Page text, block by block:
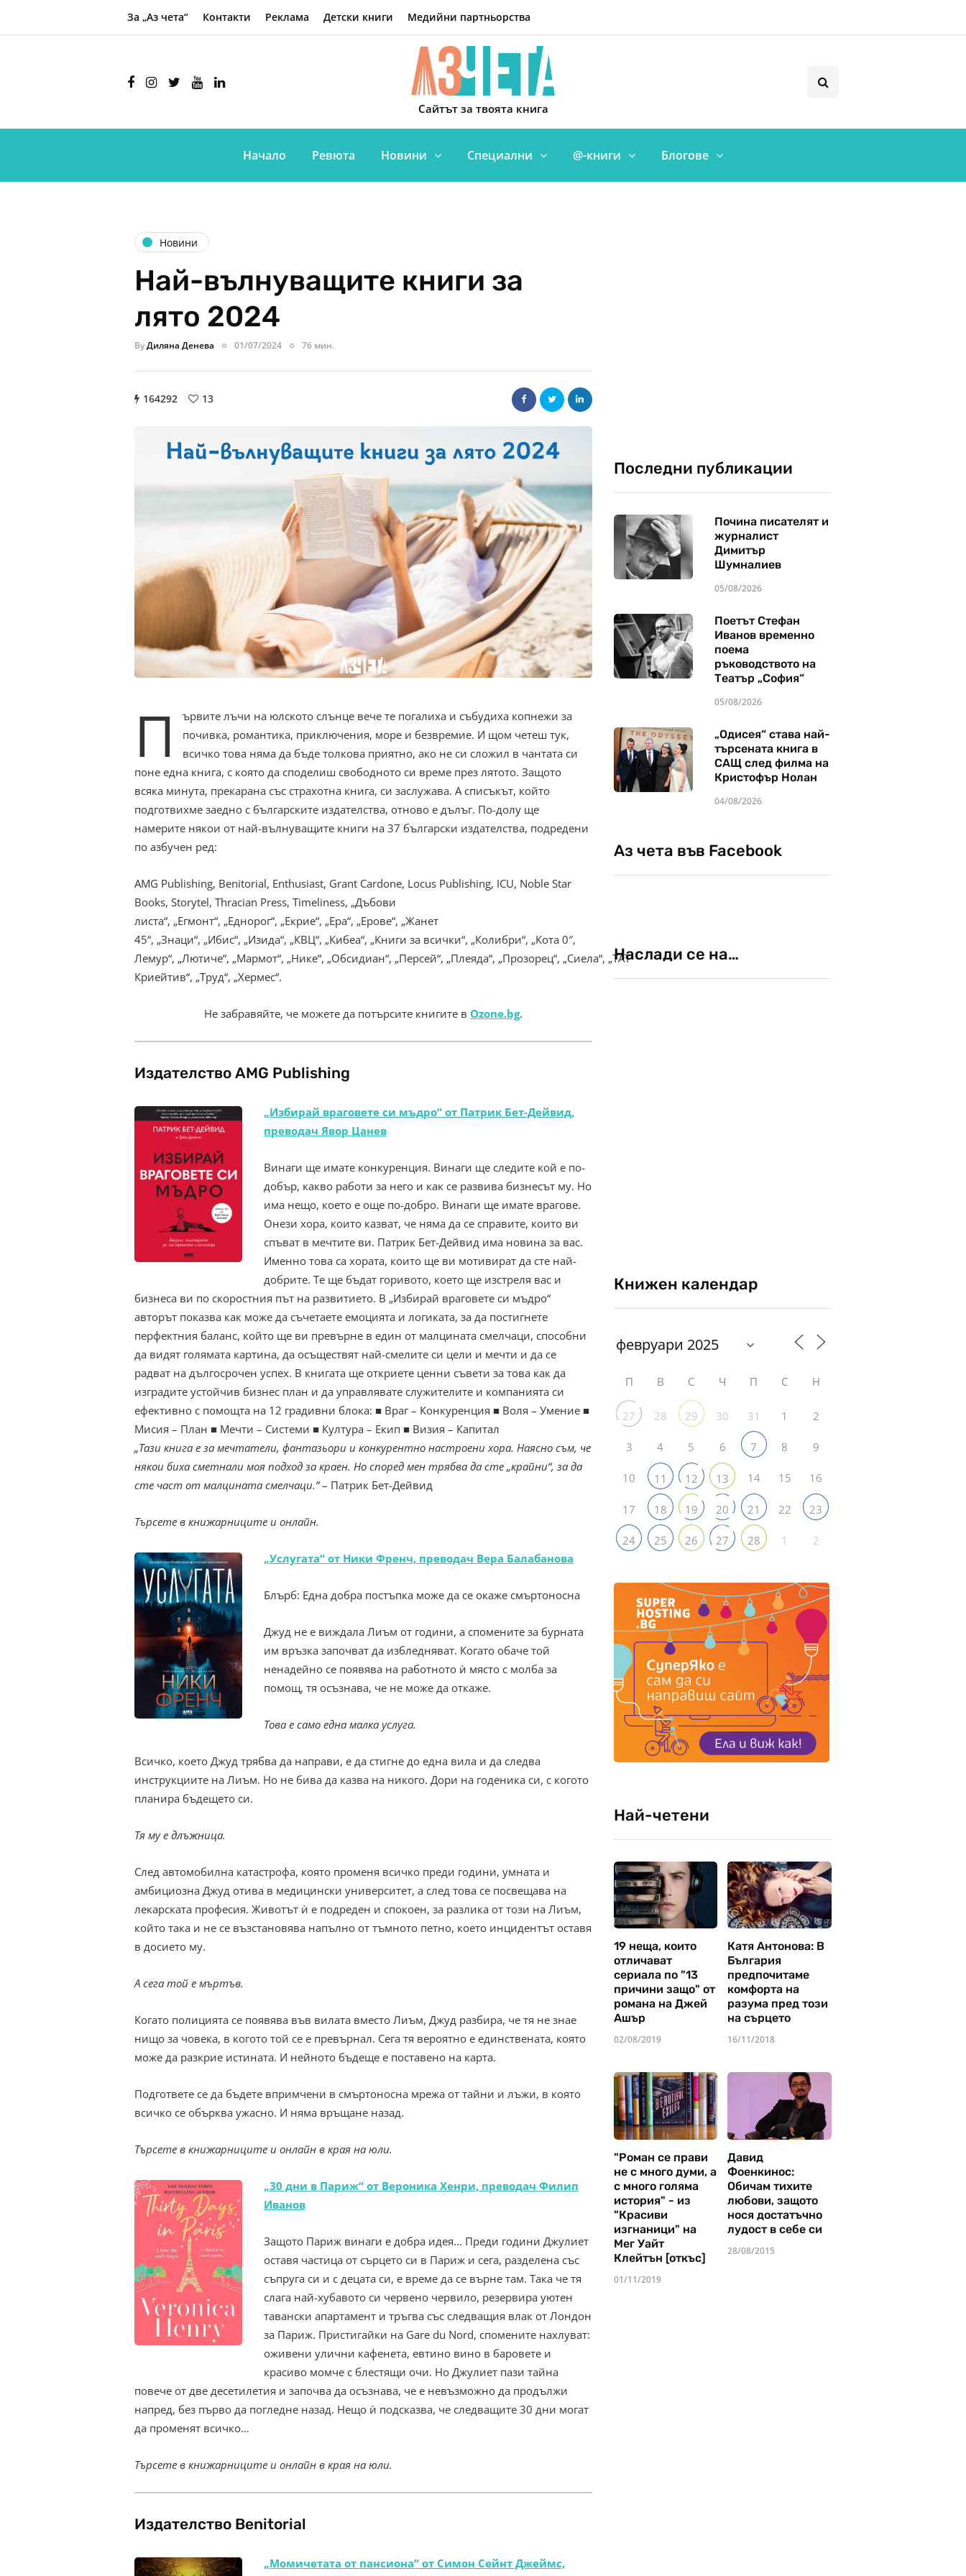
За „Аз чета“ Контакти Реклама Детски книги Медийни партньорства
Сайтът за твоята книга
Начало Ревюта Новини Специални @-книги Блогове
Новини
Най-вълнуващите книги за
лято 2024
ByДиляна Денева 01/07/2024 76 мин.
164292 13
П
ървите лъчи на юлското слънце вече тe погалиха и събудиха копнежи за
почивка, романтика, приключения, море и безвремие. И щом четеш тук,
всичко това няма да бъде толкова приятно, ако не си сложил в чантата си
поне една книга, с която да споделиш свободното си време през лятото. Защото
всяка минута, прекарана със страхотна книга, си заслужава. А списъкът, който
подготвихме заедно с българските издателства, отново е дълъг. По-долу ще
намерите някои от най-вълнуващите книги на 37 български издателства, подредени
по азбучен ред:
AMG Publishing, Benitorial, Enthusiast, Grant Cardone, Locus Publishing, ICU, Noble Star
Books, Storytel, Thracian Press, Timeliness, „Дъбови
листа“, „Егмонт“, „Еднорог“, „Екрие“, „Ера“, „Ерове“, „Жанет
45“, „Знаци“, „Ибис“, „Изида“, „КВЦ“, „Кибеа“, „Книги за всички“, „Колибри“, „Кота 0″,
Лемур“, „Лютиче“, „Мармот“, „Нике“, „Обсидиан“, „Персей“, „Плеяда“, „Прозорец“, „Сиела“, „ТАТ
Криейтив“, „Труд“, „Хермес“.
Не забравяйте, че можете да потърсите книгите в Ozone.bg.
Издателство AMG Publishing
„Избирай враговете си мъдро“ от Патрик Бет-Дейвид,
преводач Явор Цанев
Винаги ще имате конкуренция. Винаги ще следите кой е по-
добър, какво работи за него и как се развива бизнесът му. Но
има нещо, което е още по-добро. Винаги ще имате врагове.
Онези хора, които казват, че няма да се справите, които ви
спъват в мечтите ви. Патрик Бет-Дейвид има новина за вас.
Именно това са хората, които ще ви мотивират да сте най-
добрите. Те ще бъдат горивото, което ще изстреля вас и
бизнеса ви по скоростния път на развитието. В „Избирай враговете си мъдро“
авторът показва как може да съчетаете емоцията и логиката, за да постигнете
перфектния баланс, който ще ви превърне в един от малцината смелчаци, способни
да видят голямата картина, да осъществят най-смелите си цели и мечти и да се
радват на дългосрочен успех. В книгата ще откриете ценни съвети за това как да
изградите устойчив бизнес план и да управлявате служителите и компанията си
ефективно с помощта на 12 градивни блока: ■ Враг – Конкуренция ■ Воля – Умение ■
Мисия – План ■ Мечти – Системи ■ Култура – Екип ■ Визия – Капитал
„Тази книга е за мечтатели, фантазьори и конкурентно настроени хора. Наясно съм, че
някои биха сметнали моя подход за краен. Но според мен трябва да сте „крайни“, за да
сте част от малцината смелчаци.“– Патрик Бет-Дейвид
Търсете в книжарниците и онлайн.
„Услугата“ от Ники Френч, преводач Вера Балабанова
Блърб: Една добра постъпка може да се окаже смъртоносна
Джуд не е виждала Лиъм от години, а спомените за бурната
им връзка започват да избледняват. Когато обаче той
ненадейно се появява на работното ѝ място с молба за
помощ, тя осъзнава, че не може да откаже.
Това е само една малка услуга.
Всичко, което Джуд трябва да направи, е да стигне до една вила и да следва
инструкциите на Лиъм. Но не бива да казва на никого. Дори на годеника си, с когото
планира бъдещето си.
Тя му е длъжница.
След автомобилна катастрофа, която променя всичко преди години, умната и
амбициозна Джуд отива в медицински университет, а след това се посвещава на
лекарската професия. Животът ѝ е подреден и спокоен, за разлика от този на Лиъм,
който така и не се възстановява напълно от тъмното петно, което инцидентът оставя
в досието му.
А сега той е мъртъв.
Когато полицията се появява във вилата вместо Лиъм, Джуд разбира, че тя не знае
нищо за човека, в когото той се е превърнал. Сега тя вероятно е единствената, която
може да разкрие истината. И нейното бъдеще е поставено на карта.
Подгответе се да бъдете впримчени в смъртоносна мрежа от тайни и лъжи, в която
всичко се обърква ужасно. И няма връщане назад.
Търсете в книжарниците и онлайн в края на юли.
„30 дни в Париж“ от Вероника Хенри, преводач Филип
Иванов
Защото Париж винаги е добра идея… Преди години Джулиет
оставя частица от сърцето си в Париж и сега, разделена със
съпруга си и с децата си, е време да се върне там. Така че тя
слага най-хубавото си червено червило, резервира уютен
тавански апартамент и тръгва със следващия влак от Лондон
за Париж. Пристигайки на Gare du Nord, спомените нахлуват:
оживени улични кафенета, евтино вино в баровете и
красиво момче с блестящи очи. Но Джулиет пази тайна
повече от две десетилетия и започва да осъзнава, че е невъзможно да продължи
напред, без първо да погледне назад. Нещо ѝ подсказва, че следващите 30 дни могат
да променят всичко…
Търсете в книжарниците и онлайн в края на юли.
Издателство Benitorial
„Момичетата от пансиона“ от Симон Сейнт Джеймс,
Последни публикации
Почина писателят и
журналист
Димитър
Шумналиев
05/08/2026
Поетът Стефан
Иванов временно
поема
ръководството на
Театър „София“
05/08/2026
„Одисея“ става най-
търсената книга в
САЩ след филма на
Кристофър Нолан
04/08/2026
Аз чета във Facebook
Наслади се на…
Книжен календар
П В С Ч П С Н
27 28 29 30 31 1 2
3 4 5 6 7 8 9
10 11 12 13 14 15 16
17 18 19 20 21 22 23
24 25 26 27 28 1 2
Най-четени
19 неща, които
отличават
сериала по "13
причини защо" от
романа на Джей
Ашър
02/08/2019
Катя Антонова: В
България
предпочитаме
комфорта на
разума пред този
на сърцето
16/11/2018
"Роман се прави
не с много думи, а
с много голяма
история" - из
"Красиви
изгнаници" на
Мег Уайт
Клейтън [откъс]
01/11/2019
Давид
Фоенкинос:
Обичам тихите
любови, защото
нося достатъчно
лудост в себе си
28/08/2015